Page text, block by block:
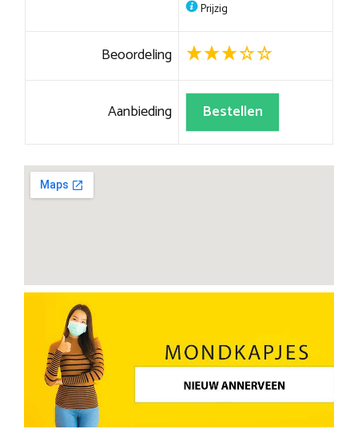
Prijzig
Beoordeling
Aanbieding Bestellen